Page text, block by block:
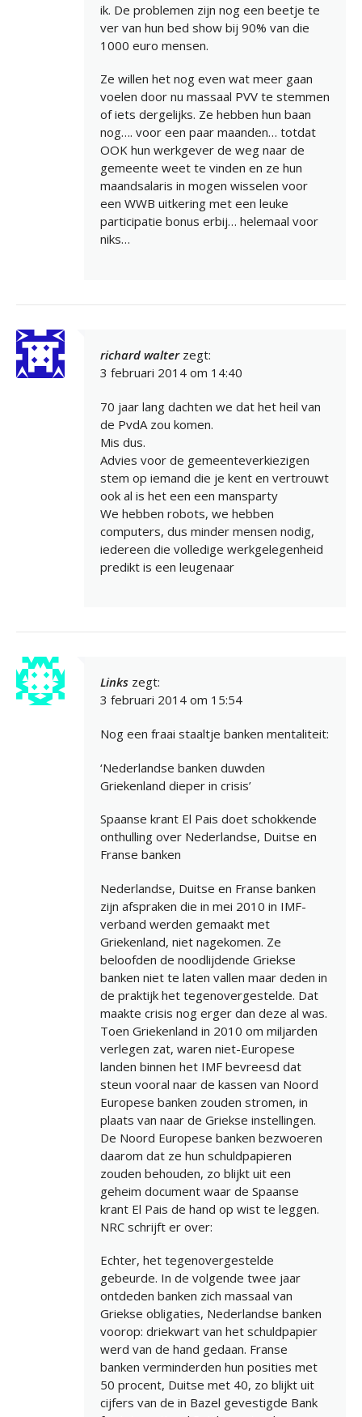
ik. De problemen zijn nog een beetje te
ver van hun bed show bij 90% van die
1000 euro mensen.
Ze willen het nog even wat meer gaan
voelen door nu massaal PVV te stemmen
of iets dergelijks. Ze hebben hun baan
nog…. voor een paar maanden… totdat
OOK hun werkgever de weg naar de
gemeente weet te vinden en ze hun
maandsalaris in mogen wisselen voor
een WWB uitkering met een leuke
participatie bonus erbij… helemaal voor
niks…
richard walter zegt:
3 februari 2014 om 14:40
70 jaar lang dachten we dat het heil van
de PvdA zou komen.
Mis dus.
Advies voor de gemeenteverkiezigen
stem op iemand die je kent en vertrouwt
ook al is het een een mansparty
We hebben robots, we hebben
computers, dus minder mensen nodig,
iedereen die volledige werkgelegenheid
predikt is een leugenaar
Links zegt:
3 februari 2014 om 15:54
Nog een fraai staaltje banken mentaliteit:
‘Nederlandse banken duwden
Griekenland dieper in crisis’
Spaanse krant El Pais doet schokkende
onthulling over Nederlandse, Duitse en
Franse banken
Nederlandse, Duitse en Franse banken
zijn afspraken die in mei 2010 in IMF-
verband werden gemaakt met
Griekenland, niet nagekomen. Ze
beloofden de noodlijdende Griekse
banken niet te laten vallen maar deden in
de praktijk het tegenovergestelde. Dat
maakte crisis nog erger dan deze al was.
Toen Griekenland in 2010 om miljarden
verlegen zat, waren niet-Europese
landen binnen het IMF bevreesd dat
steun vooral naar de kassen van Noord
Europese banken zouden stromen, in
plaats van naar de Griekse instellingen.
De Noord Europese banken bezwoeren
daarom dat ze hun schuldpapieren
zouden behouden, zo blijkt uit een
geheim document waar de Spaanse
krant El Pais de hand op wist te leggen.
NRC schrijft er over:
Echter, het tegenovergestelde
gebeurde. In de volgende twee jaar
ontdeden banken zich massaal van
Griekse obligaties, Nederlandse banken
voorop: driekwart van het schuldpapier
werd van de hand gedaan. Franse
banken verminderden hun posities met
50 procent, Duitse met 40, zo blijkt uit
cijfers van de in Bazel gevestigde Bank